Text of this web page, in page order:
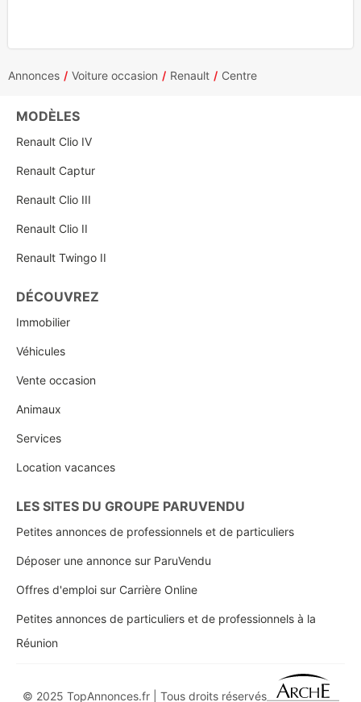
Annonces Voiture occasion Renault Centre
MODÈLES
Renault Clio IV
Renault Captur
Renault Clio III
Renault Clio II
Renault Twingo II
DÉCOUVREZ
Immobilier
Véhicules
Vente occasion
Animaux
Services
Location vacances
LES SITES DU GROUPE PARUVENDU
Petites annonces de professionnels et de particuliers
Déposer une annonce sur ParuVendu
Offres d'emploi sur Carrière Online
Petites annonces de particuliers et de professionnels à la
Réunion
© 2025 TopAnnonces.fr | Tous droits réservés